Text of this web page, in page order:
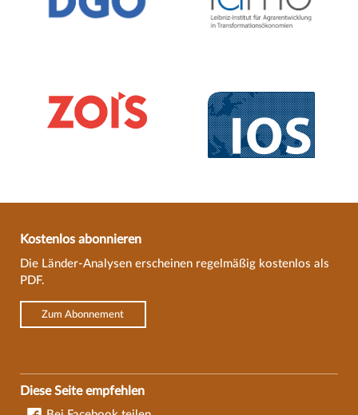
Kostenlos abonnieren
Die Länder-Analysen erscheinen regelmäßig kostenlos als
PDF.
Zum Abonnement
Diese Seite empfehlen